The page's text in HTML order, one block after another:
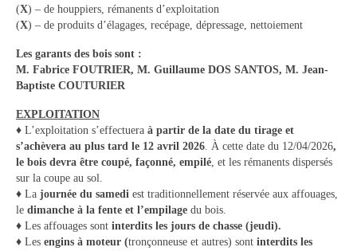
(X) – de houppiers, rémanents d’exploitation
(X) – de produits d’élagages, recépage, dépressage, nettoiement
Les garants des bois sont :
M. Fabrice FOUTRIER, M. Guillaume DOS SANTOS, M. Jean-
Baptiste COUTURIER
EXPLOITATION
♦ L’exploitation s’effectuera à partir de la date du tirage et
s’achèvera au plus tard le 12 avril 2026. À cette date du 12/04/2026,
le bois devra être coupé, façonné, empilé, et les rémanents dispersés
sur la coupe au sol.
♦ La journée du samedi est traditionnellement réservée aux affouages,
le dimanche à la fente et l’empilage du bois.
♦ Les affouages sont interdits les jours de chasse (jeudi).
♦ Les engins à moteur (tronçonneuse et autres) sont interdits les